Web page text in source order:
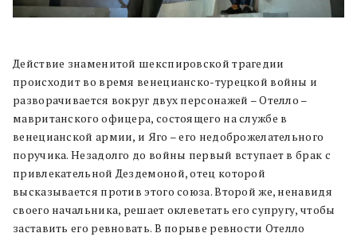
Действие знаменитой шекспировской трагедии
происходит во время венецианско-турецкой войны и
разворачивается вокруг двух персонажей – Отелло –
мавританского офицера, состоящего на службе в
венецианской армии, и Яго – его недоброжелательного
поручика. Незадолго до войны первый вступает в брак с
привлекательной Дездемоной, отец которой
высказывается против этого союза. Второй же, ненавидя
своего начальника, решает оклеветать его супругу, чтобы
заставить его ревновать. В порыве ревности Отелло